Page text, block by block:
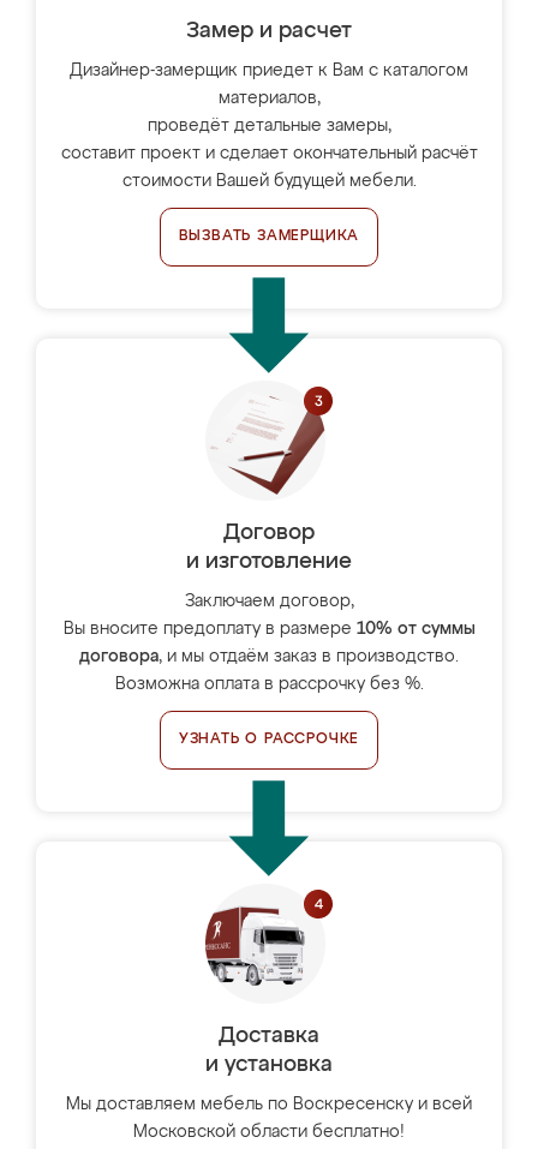
Замер и расчет
Дизайнер-замерщик приедет к Вам с каталогом
материалов,
проведёт детальные замеры,
составит проект и сделает окончательный расчёт
стоимости Вашей будущей мебели.
ВЫЗВАТЬ ЗАМЕРЩИКА
Договор
и изготовление
Заключаем договор,
Вы вносите предоплату в размере 10% от суммы
договора, и мы отдаём заказ в производство.
Возможна оплата в рассрочку без %.
УЗНАТЬ О РАССРОЧКЕ
Доставка
и установка
Мы доставляем мебель по Воскресенску и всей
Московской области бесплатно!